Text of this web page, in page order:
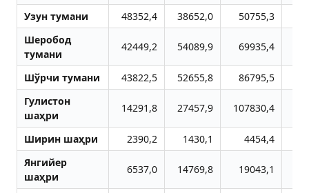
Узун тумани 48352,4 38652,0 50755,3
Шеробод
тумани
42449,2 54089,9 69935,4
Шўрчи тумани 43822,5 52655,8 86795,5
Гулистон
шаҳри
14291,8 27457,9 107830,4
Ширин шаҳри 2390,2 1430,1 4454,4
Янгийер
шаҳри
6537,0 14769,8 19043,1